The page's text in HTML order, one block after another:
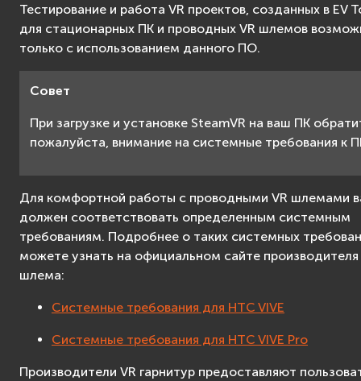
Тестирование и работа VR проектов, созданных в EV
для стационарных ПК и проводных VR шлемов
только с использованием данного ПО.
Совет
При загрузке и установке SteamVR на ваш ПК
пожалуйста, внимание на системные требования к
Для комфортной работы с проводными VR шлемами
должен соответствовать определенным системным
требованиям. Подробнее о таких системных
можете узнать на официальном сайте
шлема:
Системные требования для HTC VIVE
Системные требования для HTC VIVE Pro
Производители VR гарнитур предоставляют